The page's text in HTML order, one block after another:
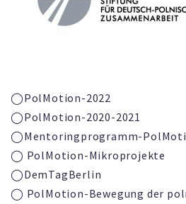
◯PolMotion-2022
◯PolMotion-2020-2021
◯Mentoringprogramm-
◯ PolMotion-Mikroprojekte
◯DemTagBerlin
◯ PolMotion-Bewegung der